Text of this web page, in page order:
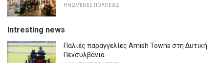
ΗΝΩΜΈΝΕΣ ΠΟΛΙΤΕΊΕΣ
Intresting news
Παλιές παραγγελίες Amish Towns στη Δυτική
Πενσυλβάνια